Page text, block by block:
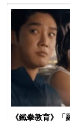
《鐵拳教育》